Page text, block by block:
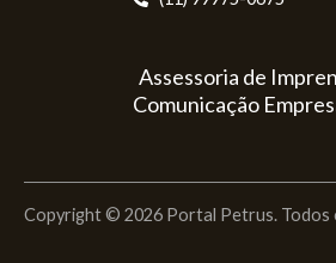
Assessoria de
Comunicação
Copyright © 2026 Portal Petrus. Todos